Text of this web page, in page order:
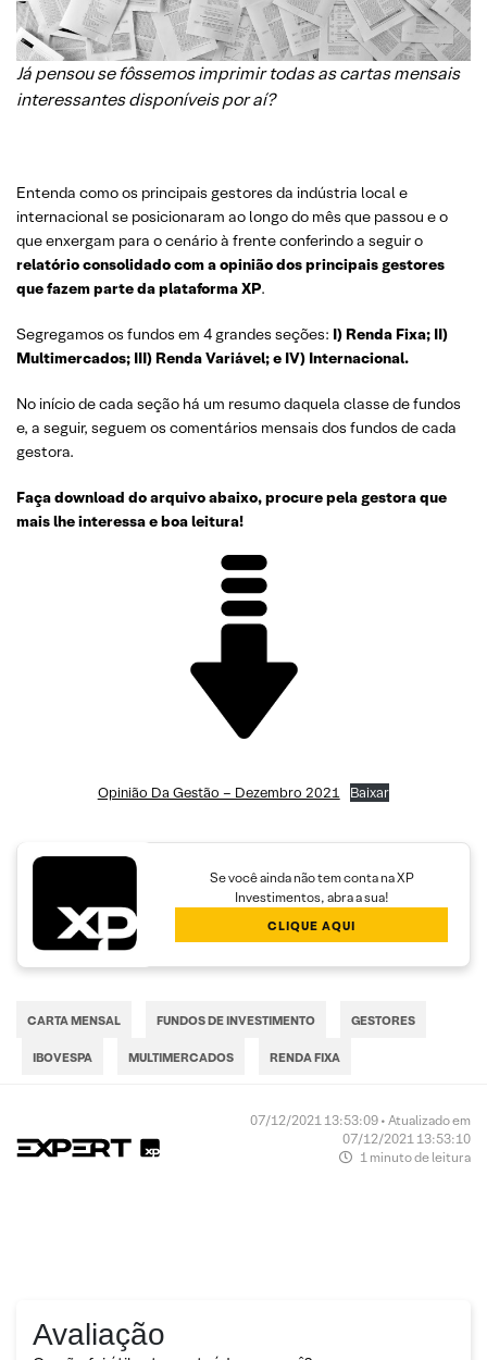
Já pensou se fôssemos imprimir todas as cartas mensais
interessantes disponíveis por aí?
Entenda como os principais gestores da indústria local e
internacional se posicionaram ao longo do mês que passou e o
que enxergam para o cenário à frente conferindo a seguir o
relatório consolidado com a opinião dos principais gestores
que fazem parte da plataforma XP.
Segregamos os fundos em 4 grandes seções: I) Renda Fixa; II)
Multimercados; III) Renda Variável; e IV) Internacional.
No início de cada seção há um resumo daquela classe de fundos
e, a seguir, seguem os comentários mensais dos fundos de cada
gestora.
Faça download do arquivo abaixo, procure pela gestora que
mais lhe interessa e boa leitura!
Opinião Da Gestão – Dezembro 2021 Baixar
Se você ainda não tem conta na XP
Investimentos, abra a sua!
CLIQUE AQUI
CARTA MENSAL FUNDOS DE INVESTIMENTO GESTORES
IBOVESPA MULTIMERCADOS RENDA FIXA
07/12/2021 13:53:09 • Atualizado em
07/12/2021 13:53:10
1 minuto de leitura
Avaliação